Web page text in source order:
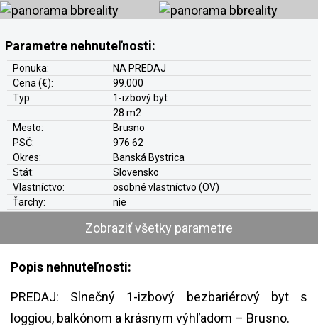
Parametre nehnuteľnosti:
Ponuka:
NA PREDAJ
Cena (€):
99.000
Typ:
1-izbový byt
28 m2
Mesto:
Brusno
PSČ:
976 62
Okres:
Banská Bystrica
Stát:
Slovensko
Vlastníctvo:
osobné vlastníctvo (OV)
Ťarchy:
nie
verejná komunikácia
Výťah:
áno
Balkón:
áno
Loggia:
Izieb:
1
Zateplenie:
áno + plastové okná
Zobraziť všetky parametre
Popis nehnuteľnosti:
PREDAJ: Slnečný 1-izbový bezbariérový byt s
loggiou, balkónom a krásnym výhľadom – Brusno.